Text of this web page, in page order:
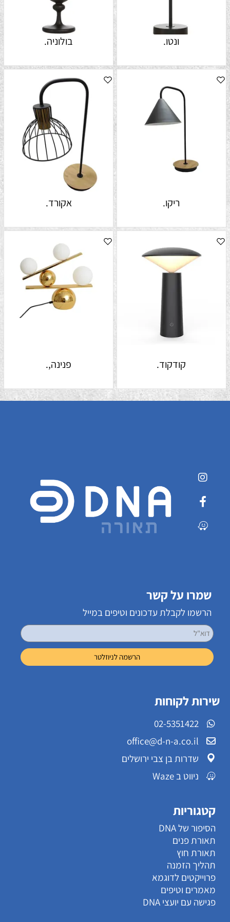
ונטו. בולוניה.
ריקו. אקורד.
קודקוד. פנינה,.
שמרו על קשר
הרשמו לקבלת עדכונים וטיפים במייל
שירות לקוחות
02-5351422
office@d-n-a.co.il
שדרות בן צבי ירושלים
ניווט ב Waze
קטגוריות
הסיפור של DNA
תאורת פנים
תאורת חוץ
תהליך הזמנה
פרוייקטים לדוגמא
מאמרים וטיפים
פגישה עם יועצי DNA